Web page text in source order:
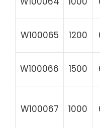
W100065 1200
W100066 1500
W100067 1000